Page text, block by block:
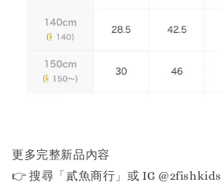
更多完整新品內容
👉 搜尋「貳魚商行」或 IG @2fishkids